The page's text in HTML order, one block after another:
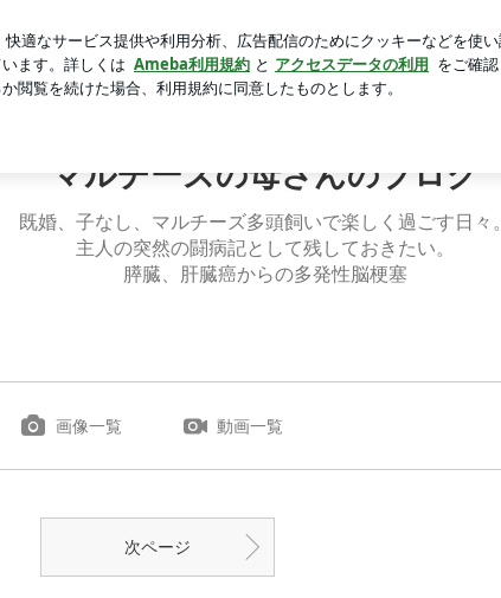
れない現実
マルチーズの母さんのブログ
既婚、子なし、マルチーズ多頭飼いで楽しく過ごす日々。
主人の突然の闘病記として残しておきたい。
膵臓、肝臓癌からの多発性脳梗塞
画像一覧 動画一覧
次ページ